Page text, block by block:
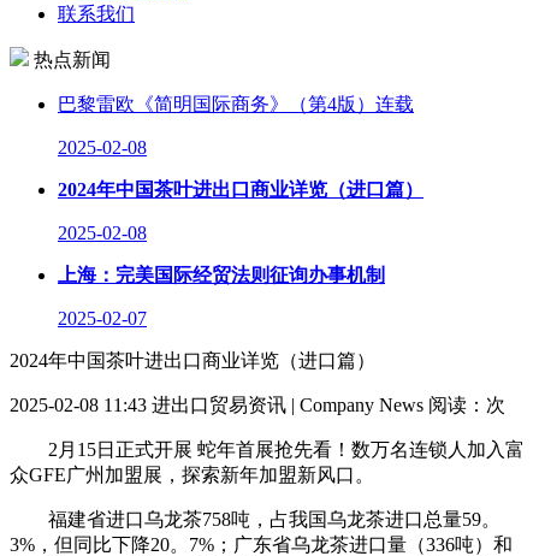
联系我们
热点新闻
巴黎雷欧《简明国际商务》（第4版）连载
2025-02-08
2024年中国茶叶进出口商业详览（进口篇）
2025-02-08
上海：完美国际经贸法则征询办事机制
2025-02-07
2024年中国茶叶进出口商业详览（进口篇）
2025-02-08 11:43 进出口贸易资讯 | Company News 阅读： 次
2月15日正式开展 蛇年首展抢先看！数万名连锁人加入富
众GFE广州加盟展，探索新年加盟新风口。
福建省进口乌龙茶758吨，占我国乌龙茶进口总量59。
3%，但同比下降20。7%；广东省乌龙茶进口量（336吨）和